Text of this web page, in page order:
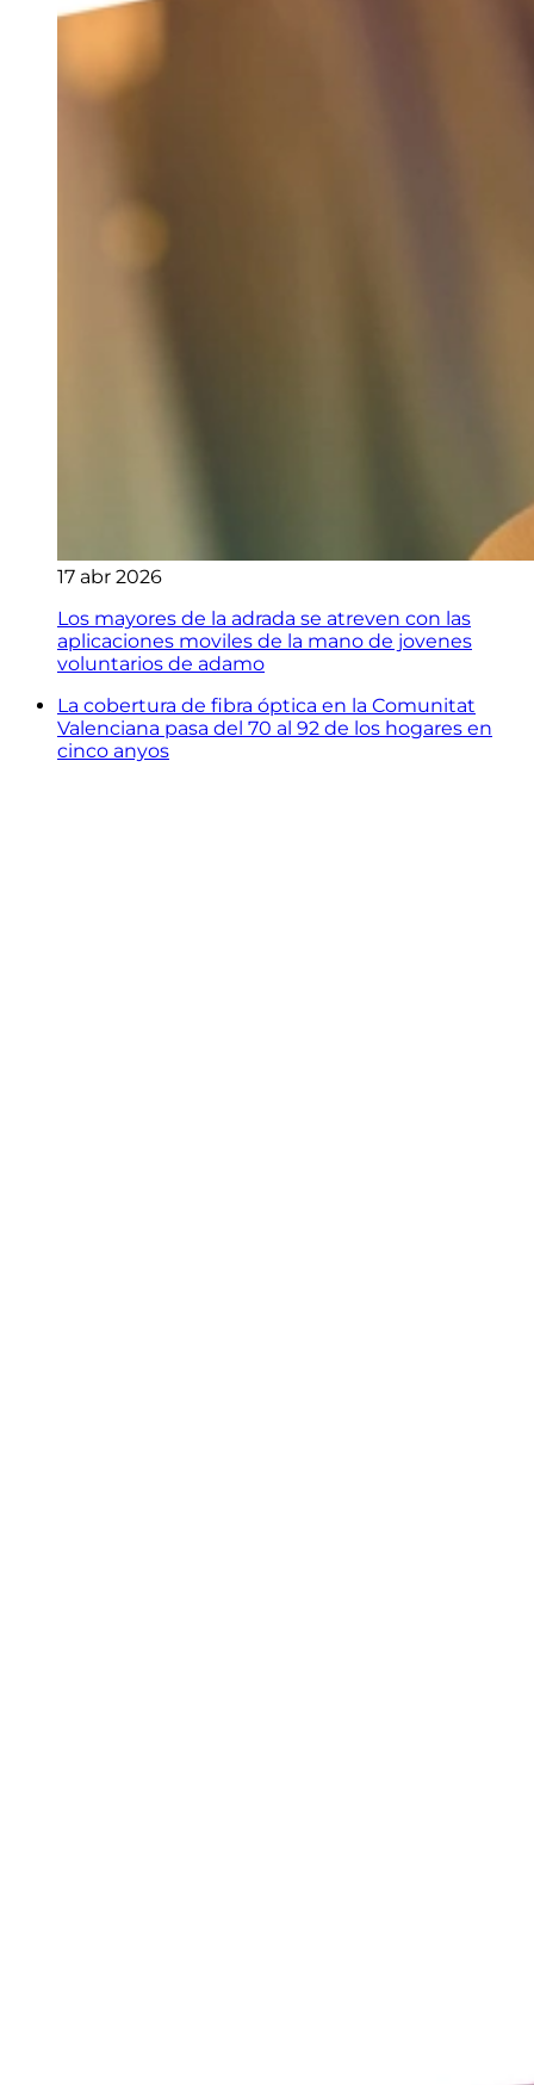
17 abr 2026
Los mayores de la adrada se atreven con las
aplicaciones moviles de la mano de jovenes
voluntarios de adamo
La cobertura de fibra óptica en la Comunitat
Valenciana pasa del 70 al 92 de los hogares en
cinco anyos